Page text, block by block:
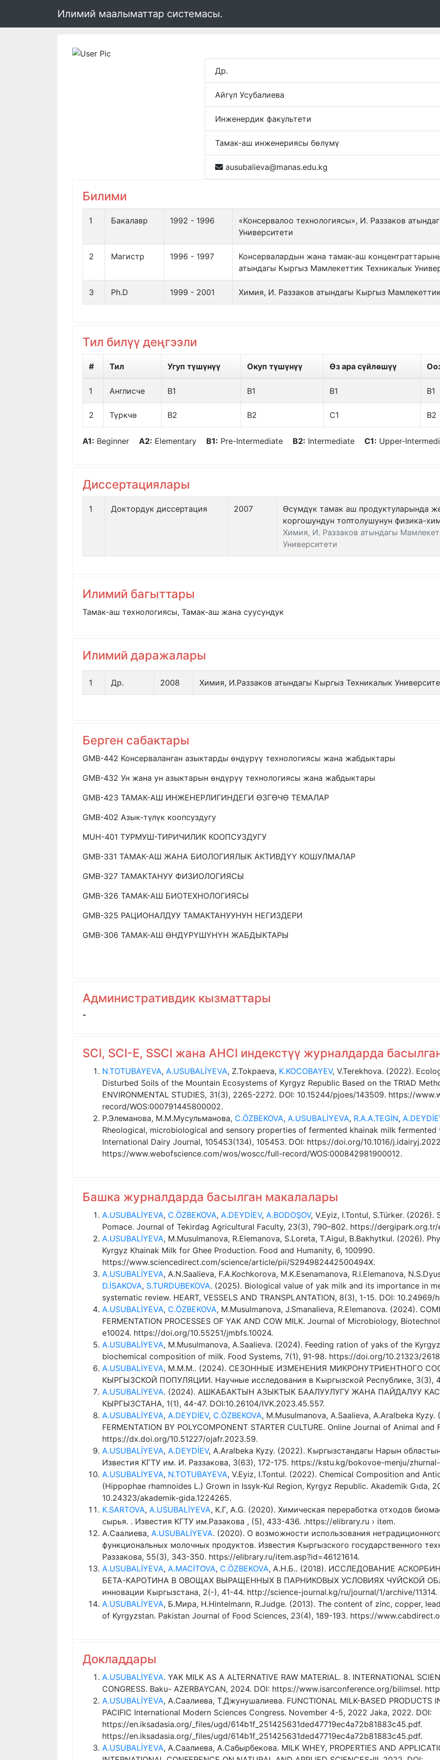
Илимий маалыматтар системасы.
Др.
Айгүл Усубалиева
Инженердик факультети
Тамак-аш инженериясы бөлүмү
ausubalieva@manas.edu.kg
Билими
1 Бакалавр 1992 - 1996
«Консервалоо технологиясы», И. Раззаков
Университети
2 Магистр 1996 - 1997
Консервалардын жана тамак-аш
атындагы Кыргыз Мамлекеттик Техникалык
3 Ph.D 1999 - 2001 Химия, И. Раззаков атындагы Кыргыз
Тил билүү деңгээли
# Тил Угуп түшүнүү Окуп түшүнүү Өз ара сүйлөшүү
1 Англисче B1 B1 B1 B1
2 Түркчө B2 B2 C1 B2
A1: Beginner A2: Elementary B1: Pre-Intermediate B2: Intermediate C1: Upper-
Диссертациялары
1 Доктордук диссертация 2007
Өсүмдүк тамак аш продуктуларында
коргошундун топтолушунун физика-
Химия, И. Раззаков атындагы
Университети
Илимий багыттары
Тамак-аш технологиясы, Тамак-аш жана суусундук
Илимий даражалары
1 Др. 2008 Химия, И.Раззаков атындагы Кыргыз Техникалык
Берген сабактары
GMB-442 Консерваланган азыктарды өндүрүү технологиясы жана жабдыктары
GMB-432 Ун жана ун азыктарын өндүрүү технологиясы жана жабдыктары
GMB-423 ТАМАК-АШ ИНЖЕНЕРЛИГИНДЕГИ ӨЗГӨЧӨ ТЕМАЛАР
GMB-402 Азык-түлүк коопсуздугу
MUH-401 ТУРМУШ-ТИРИЧИЛИК КООПСУЗДУГУ
GMB-331 ТАМАК-АШ ЖАНА БИОЛОГИЯЛЫК АКТИВДҮҮ КОШУЛМАЛАР
GMB-327 ТАМАКТАНУУ ФИЗИОЛОГИЯСЫ
GMB-326 ТАМАК-АШ БИОТЕХНОЛОГИЯСЫ
GMB-325 РАЦИОНАЛДУУ ТАМАКТАНУУНУН НЕГИЗДЕРИ
GMB-306 ТАМАК-АШ ӨНДҮРҮШҮНҮН ЖАБДЫКТАРЫ
Административдик кызматтары
-
SCI, SCI-E, SSCI жана AHCI индекстүү журналдарда
N.TOTUBAYEVA, A.USUBALİYEVA, Z.Tokpaeva, K.KOCOBAYEV, V.Terekhova. (2022).
Disturbed Soils of the Mountain Ecosystems of Kyrgyz Republic Based on the TRIAD
ENVIRONMENTAL STUDIES, 31(3), 2265-2272. DOI: 10.15244/pjoes/143509. https://
record/WOS:000791445800002.
Р.Элеманова, М.М.Мусульманова, C.ÖZBEKOVA, A.USUBALİYEVA, R.A.A.TEGİN,
Rheological, microbiological and sensory properties of fermented khainak milk
International Dairy Journal, 105453(134), 105453. DOI: https://doi.org/10.1016/
https://www.webofscience.com/wos/woscc/full-record/WOS:000842981900012.
Башка журналдарда басылган макалалары
A.USUBALİYEVA, C.ÖZBEKOVA, A.DEYDİEV, A.BODOŞOV, V.Eyiz, I.Tontul, S.Türker.
Pomace. Journal of Tekirdag Agricultural Faculty, 23(3), 790–802. https://
A.USUBALİYEVA, M.Musulmanova, R.Elemanova, S.Loreta, T.Aigul, B.Bakhytkul. (2026).
Kyrgyz Khainak Milk for Ghee Production. Food and Humanity, 6, 100990.
https://www.sciencedirect.com/science/article/pii/S294982442500494X.
A.USUBALİYEVA, A.N.Saalieva, F.A.Kochkorova, M.K.Esenamanova, R.I.Elemanova,
D.İSAKOVA, S.TURDUBEKOVA. (2025). Biological value of yak milk and its importance in
systematic review. HEART, VESSELS AND TRANSPLANTATION, 8(3), 1-15. DOI:
A.USUBALİYEVA, C.ÖZBEKOVA, M.Musulmanova, J.Smanalieva, R.Elemanova. (2024).
FERMENTATION PROCESSES OF YAK AND COW MILK. Journal of Microbiology,
e10024. https://doi.org/10.55251/jmbfs.10024.
A.USUBALİYEVA, M.Musulmanova, A.Saalieva. (2024). Feeding ration of yaks of the
biochemical composition of milk. Food Systems, 7(1), 91-98. https://doi.org/10.21323/
A.USUBALİYEVA, М.М.М.. (2024). СЕЗОННЫЕ ИЗМЕНЕНИЯ МИКРОНУТРИЕНТНОГО
КЫРГЫЗСКОЙ ПОПУЛЯЦИИ. Научные исследования в Кыргызской Республике, 3(3),
A.USUBALİYEVA. (2024). АШКАБАКТЫН АЗЫКТЫК БААЛУУЛУГУ ЖАНА ПАЙДАЛУУ
КЫРГЫЗСТАНА, 1(1), 44-47. DOI:10.26104/IVK.2023.45.557.
A.USUBALİYEVA, A.DEYDİEV, C.ÖZBEKOVA, M.Musulmanova, A.Saalieva, A.Aralbeka Kyzy.
FERMENTATION BY POLYCOMPONENT STARTER CULTURE. Online Journal of Animal
https://dx.doi.org/10.51227/ojafr.2023.59.
A.USUBALİYEVA, A.DEYDİEV, A.Aralbeka Kyzy. (2022). Кыргызстандагы Нарын
Известия КГТУ им. И. Раззакова, 3(63), 172-175. https://kstu.kg/bokovoe-menju/
A.USUBALİYEVA, N.TOTUBAYEVA, V.Eyiz, I.Tontul. (2022). Chemical Composition and
(Hippophae rhamnoides L.) Grown in Issyk-Kul Region, Kyrgyz Republic. Akademik Gıda,
10.24323/akademik-gida.1224265.
K.SARTOVA, A.USUBALİYEVA, К.Г, A.G. (2020). Химическая переработка отходов
сырья. . Известия КГТУ им.Разакова , (5), 433-436. .https://elibrary.ru › item.
А.Саалиева, A.USUBALİYEVA. (2020). О возможности использования
функциональных молочных продуктов. Известия Кыргызского государственного
Раззакова, 55(3), 343-350. https://elibrary.ru/item.asp?id=46121614.
A.USUBALİYEVA, A.MACİTOVA, C.ÖZBEKOVA, А.Н.Б.. (2018). ИССЛЕДОВАНИЕ
БЕТА-КАРОТИНА В ОВОЩАХ ВЫРАЩЕННЫХ В ПАРНИКОВЫХ УСЛОВИЯХ ЧУЙСКОЙ
инновации Кыргызстана, 2(-), 41-44. http://science-journal.kg/ru/journal/1/archive/11314.
A.USUBALİYEVA, Б.Мира, H.Hintelmann, R.Judge. (2013). The content of zinc, copper,
of Kyrgyzstan. Pakistan Journal of Food Sciences, 23(4), 189-193. https://
Докладдары
A.USUBALİYEVA. YAK MILK AS A ALTERNATIVE RAW MATERIAL. 8. INTERNATIONAL
CONGRESS. Baku- AZERBAYCAN, 2024. DOI: https://www.isarconference.org/bilimsel.
A.USUBALİYEVA, А.Саалиева, Т.Джунушалиева. FUNCTIONAL MILK-BASED PRODUCTS
PACIFIC International Modern Sciences Congress. November 4-5, 2022 Jaka, 2022. DOI:
https://en.iksadasia.org/_files/ugd/614b1f_251425631ded47719ec4a72b81883c45.pdf.
https://en.iksadasia.org/_files/ugd/614b1f_251425631ded47719ec4a72b81883c45.pdf.
A.USUBALİYEVA, А.Саалиева, А.Сабырбекова. MILK WHEY, PROPERTIES AND